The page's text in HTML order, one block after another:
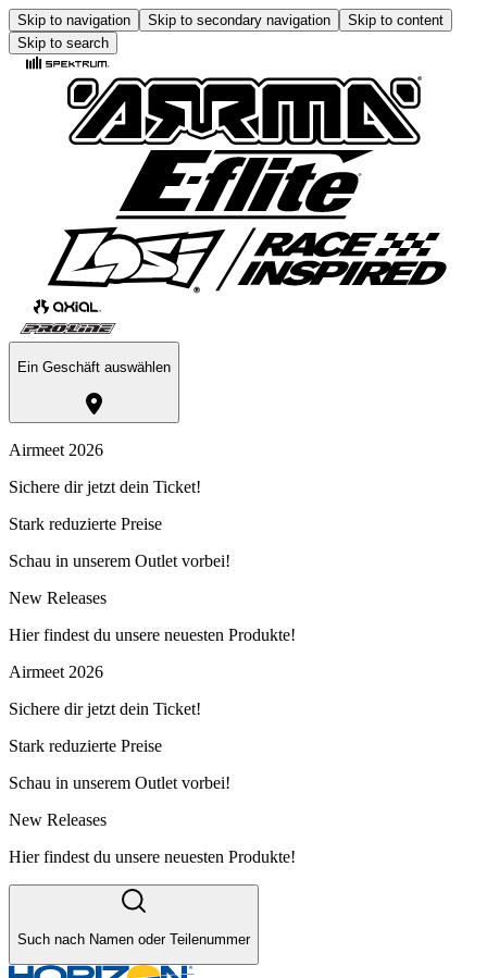
Skip to navigation Skip to secondary navigation
Skip to content
Skip to search
Ein Geschäft auswählen
Airmeet 2026
Sichere dir jetzt dein Ticket!
Stark reduzierte Preise
Schau in unserem Outlet vorbei!
New Releases
Hier findest du unsere neuesten Produkte!
Airmeet 2026
Sichere dir jetzt dein Ticket!
Stark reduzierte Preise
Schau in unserem Outlet vorbei!
New Releases
Hier findest du unsere neuesten Produkte!
Such nach Namen oder Teilenummer